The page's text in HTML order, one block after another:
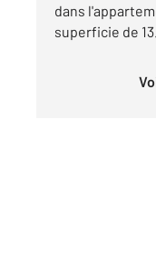
dans
superficie de